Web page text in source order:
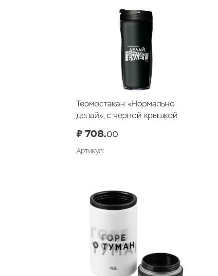
Термостакан «Нормально
делай», с черной крышкой
₽ 708.00
Артикул: